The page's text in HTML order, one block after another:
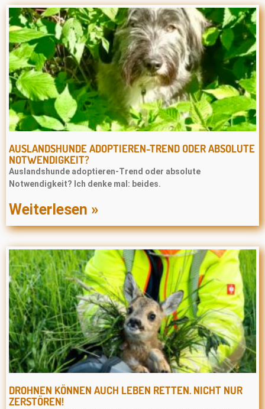
AUSLANDSHUNDE ADOPTIEREN-TREND ODER ABSOLUTE
NOTWENDIGKEIT?
Auslandshunde adoptieren-Trend oder absolute
Notwendigkeit? Ich denke mal: beides.
Weiterlesen »
DROHNEN KÖNNEN AUCH LEBEN RETTEN. NICHT NUR
ZERSTÖREN!